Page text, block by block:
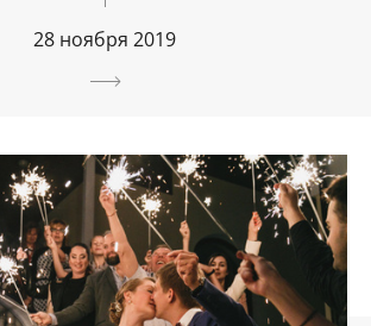
28 ноября 2019